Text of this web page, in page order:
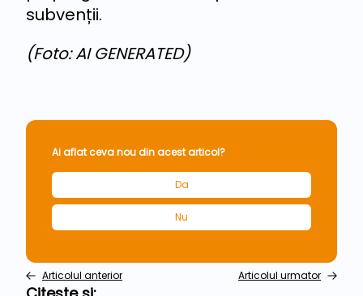
subvenții.
(Foto: AI GENERATED)
Ai aflat ceva nou din acest articol?
Da
Nu
Articolul anterior Articolul urmator